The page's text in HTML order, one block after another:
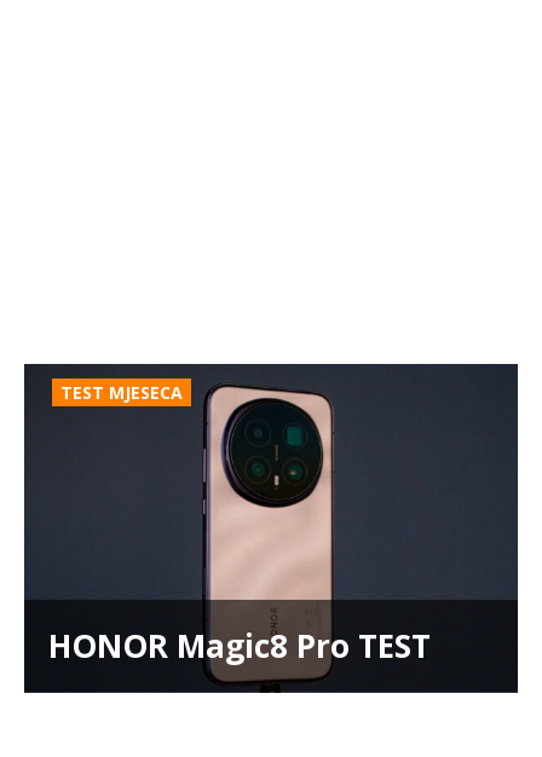
TEST MJESECA
HONOR Magic8 Pro TEST